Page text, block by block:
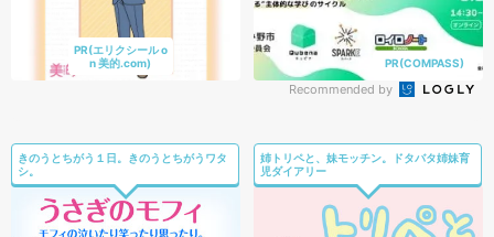
PR(エリクシール o
n 美的.com)
PR(COMPASS)
Recommended by
きのうとちがう１日。きのうとちがうワタ
シ。
姉トリペと、妹モッチン。ドタバタ姉妹育
児ダイアリー